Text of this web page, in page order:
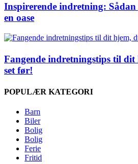
Inspirerende indretning:
en oase
Fangende indretningstips til
set før!
POPULÆR KATEGORI
Barn
Biler
Bolig
Bolig
Ferie
Fritid